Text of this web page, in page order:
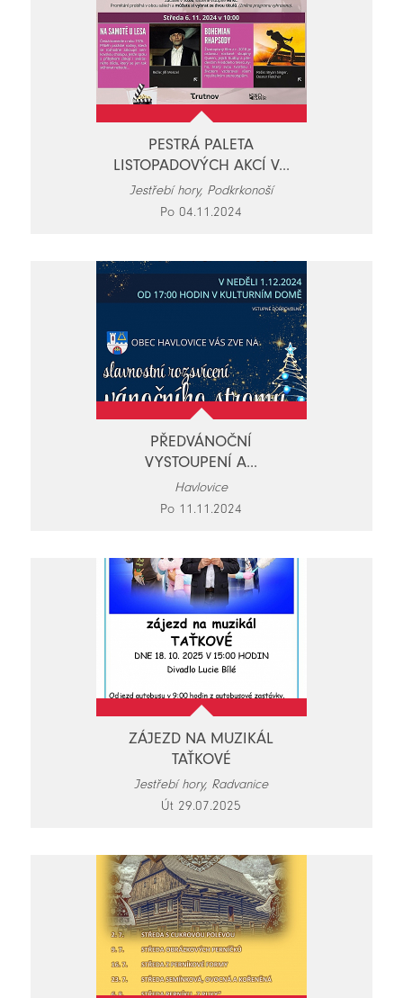
PESTRÁ PALETA
LISTOPADOVÝCH AKCÍ V...
Jestřebí hory, Podkrkonoší
Po 04.11.2024
PŘEDVÁNOČNÍ
VYSTOUPENÍ A...
Havlovice
Po 11.11.2024
ZÁJEZD NA MUZIKÁL
TAŤKOVÉ
Jestřebí hory, Radvanice
Út 29.07.2025